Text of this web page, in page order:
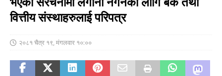
वित्तीय संस्थाहरुलाई परिपत्र
२०८१ चैत्र १९, मंगलवार १०:००